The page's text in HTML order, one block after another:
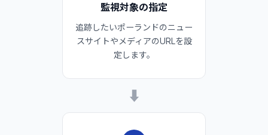
監視対象の指定
追跡したいポーランドのニュー
スサイトやメディアのURLを設
定します。
➡